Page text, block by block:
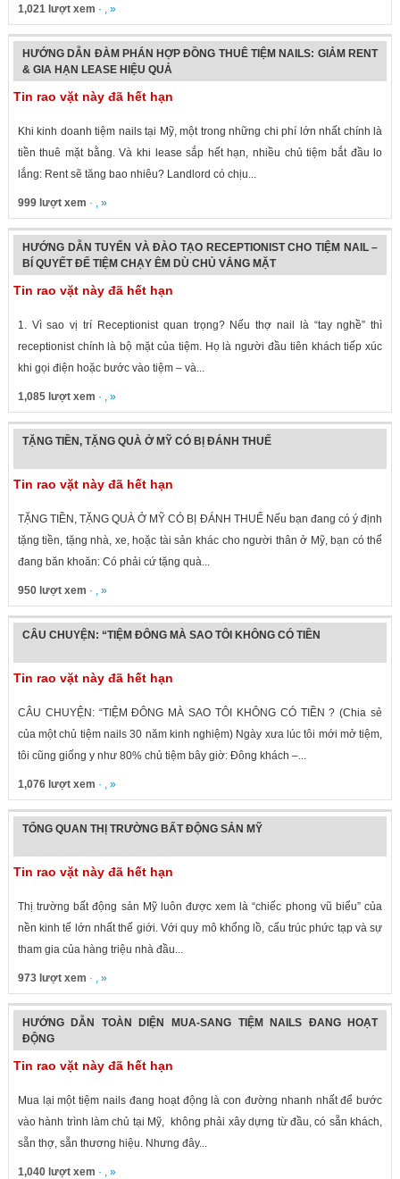
1,021 lượt xem · , »
HƯỚNG DẪN ĐÀM PHÁN HỢP ĐỒNG THUÊ TIỆM NAILS: GIẢM RENT
& GIA HẠN LEASE HIỆU QUẢ
Tin rao vặt này đã hết hạn
Khi kinh doanh tiệm nails tại Mỹ, một trong những chi phí lớn nhất chính là
tiền thuê mặt bằng. Và khi lease sắp hết hạn, nhiều chủ tiệm bắt đầu lo
lắng: Rent sẽ tăng bao nhiêu? Landlord có chịu...
999 lượt xem · , »
HƯỚNG DẪN TUYỂN VÀ ĐÀO TẠO RECEPTIONIST CHO TIỆM NAIL –
BÍ QUYẾT ĐỂ TIỆM CHẠY ÊM DÙ CHỦ VẮNG MẶT
Tin rao vặt này đã hết hạn
1. Vì sao vị trí Receptionist quan trọng? Nếu thợ nail là “tay nghề” thì
receptionist chính là bộ mặt của tiệm. Họ là người đầu tiên khách tiếp xúc
khi gọi điện hoặc bước vào tiệm – và...
1,085 lượt xem · , »
TẶNG TIỀN, TẶNG QUÀ Ở MỸ CÓ BỊ ĐÁNH THUẾ
Tin rao vặt này đã hết hạn
TẶNG TIỀN, TẶNG QUÀ Ở MỸ CÓ BỊ ĐÁNH THUẾ Nếu bạn đang có ý định
tặng tiền, tặng nhà, xe, hoặc tài sản khác cho người thân ở Mỹ, bạn có thể
đang băn khoăn: Có phải cứ tặng quà...
950 lượt xem · , »
CÂU CHUYỆN: “TIỆM ĐÔNG MÀ SAO TÔI KHÔNG CÓ TIỀN
Tin rao vặt này đã hết hạn
CÂU CHUYỆN: “TIỆM ĐÔNG MÀ SAO TÔI KHÔNG CÓ TIỀN ? (Chia sẻ
của một chủ tiệm nails 30 năm kinh nghiệm) Ngày xưa lúc tôi mới mở tiệm,
tôi cũng giống y như 80% chủ tiệm bây giờ: Đông khách –...
1,076 lượt xem · , »
TỔNG QUAN THỊ TRƯỜNG BẤT ĐỘNG SẢN MỸ
Tin rao vặt này đã hết hạn
Thị trường bất động sản Mỹ luôn được xem là “chiếc phong vũ biểu” của
nền kinh tế lớn nhất thế giới. Với quy mô khổng lồ, cấu trúc phức tạp và sự
tham gia của hàng triệu nhà đầu...
973 lượt xem · , »
HƯỚNG DẪN TOÀN DIỆN MUA-SANG TIỆM NAILS ĐANG HOẠT
ĐỘNG
Tin rao vặt này đã hết hạn
Mua lại một tiệm nails đang hoạt động là con đường nhanh nhất để bước
vào hành trình làm chủ tại Mỹ, không phải xây dựng từ đầu, có sẵn khách,
sẵn thợ, sẵn thương hiệu. Nhưng đây...
1,040 lượt xem · , »